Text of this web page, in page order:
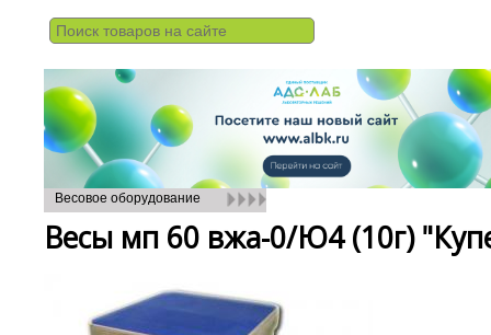
Весовое оборудование
Весы мп 60 вжа-0/Ю4 (10г)